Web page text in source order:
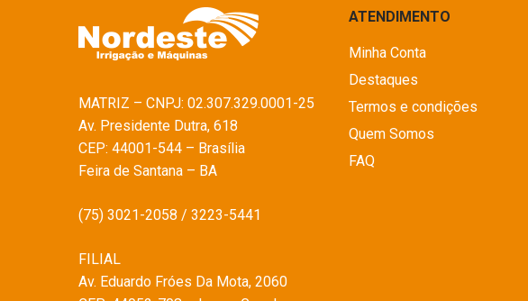
MATRIZ – CNPJ: 02.307.329.0001-25
Av. Presidente Dutra, 618
CEP: 44001-544 – Brasília
Feira de Santana – BA
(75) 3021-2058 / 3223-5441
FILIAL
Av. Eduardo Fróes Da Mota, 2060
ATENDIMENTO
Minha Conta
Destaques
Termos e condições
Quem Somos
FAQ